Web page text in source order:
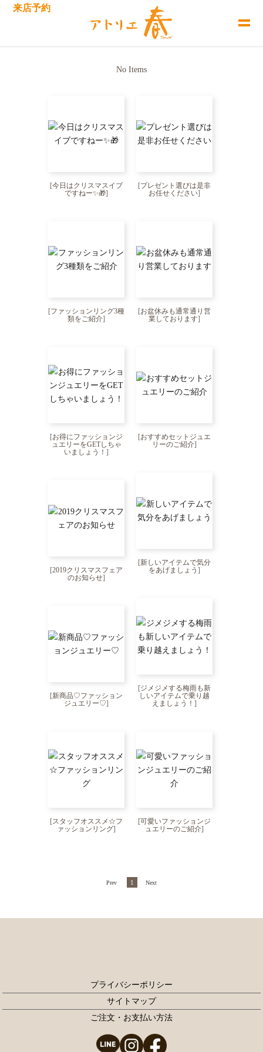
来店予約
No Items
[今日はクリスマスイブ
ですねー✨🎁]
[プレゼント選びは是非
お任せください]
[ファッションリング3種
類をご紹介]
[お盆休みも通常通り営
業しております]
[お得にファッションジ
ュエリーをGETしちゃ
いましょう！ ]
[おすすめセットジュエ
リーのご紹介]
[新しいアイテムで気分
をあげましょう ]
[2019クリスマスフェア
のお知らせ]
[ジメジメする梅雨も新
しいアイテムで乗り越
えましょう！ ]
[新商品♡ファッション
ジュエリー♡]
[スタッフオススメ☆フ
ァッションリング]
[可愛いファッションジ
ュエリーのご紹介]
Prev 1 Next
プライバシーポリシー
サイトマップ
ご注文・お支払い方法